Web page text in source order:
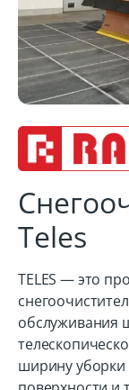
Teles
TELES — это
обслуживания
ширину уборки